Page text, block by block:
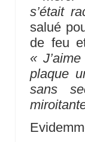
s’était
salué
de feu
«
plaque
sans